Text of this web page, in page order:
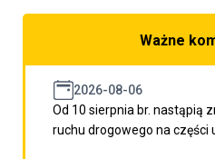
Ważne
2026-08-06
Od 10 sierpnia br. nastąpią
ruchu drogowego na części